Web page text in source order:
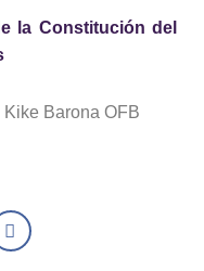
la Constitución del
Kike Barona OFB